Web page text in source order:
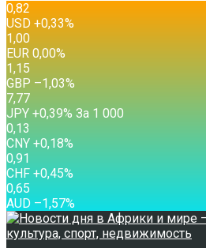
0,82
USD +0,33%
1,00
EUR 0,00%
1,15
GBP –1,03%
7,77
JPY +0,39% За 1 000
0,13
CNY +0,18%
0,91
CHF +0,45%
0,65
AUD –1,57%